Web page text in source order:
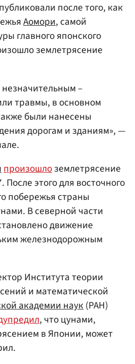
после того, как
Аомори, самой
главного японского
землетрясение
–
травмы, в основном
были нанесены
дорогам и зданиям», —
произошлоземлетрясение
После этого для восточного
побережья страны
В северной части
движение
железнодорожным
Института теории
и математической
академии наук(РАН)
, что цунами,
в Японии, может